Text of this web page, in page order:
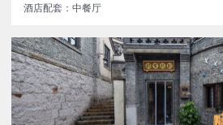
酒店配套：中餐厅